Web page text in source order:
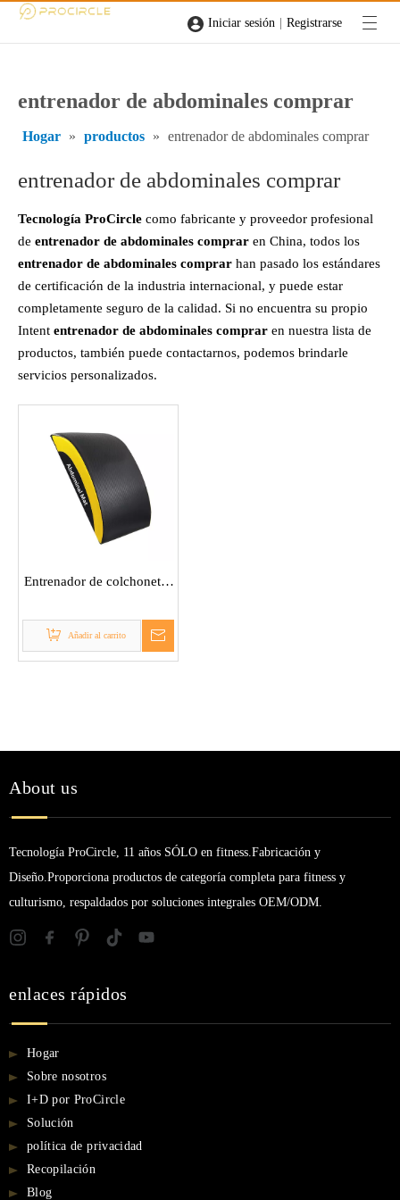
Iniciar sesión | Registrarse
entrenador de abdominales comprar
Hogar » productos » entrenador de abdominales comprar
entrenador de abdominales comprar
Tecnología ProCircle como fabricante y proveedor profesional
de entrenador de abdominales comprar en China, todos los
entrenador de abdominales comprar han pasado los estándares
de certificación de la industria internacional, y puede estar
completamente seguro de la calidad. Si no encuentra su propio
Intent entrenador de abdominales comprar en nuestra lista de
productos, también puede contactarnos, podemos brindarle
servicios personalizados.
Entrenador de colchonetas
Añadir al carrito
About us
Tecnología ProCircle, 11 años SÓLO en fitness.Fabricación y
Diseño.Proporciona productos de categoría completa para fitness y
culturismo, respaldados por soluciones integrales OEM/ODM.
enlaces rápidos
Hogar
Sobre nosotros
I+D por ProCircle
Solución
política de privacidad
Recopilación
Blog